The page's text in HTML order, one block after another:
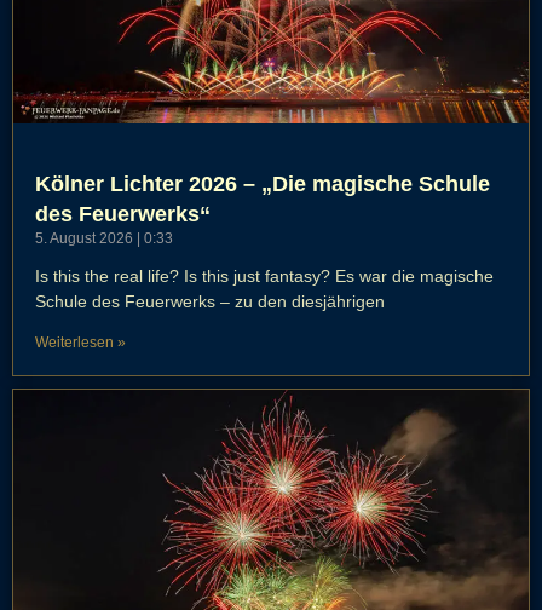
Kölner Lichter 2026 – „Die magische Schule
des Feuerwerks“
5. August 2026 0:33
Is this the real life? Is this just fantasy? Es war die magische
Schule des Feuerwerks – zu den diesjährigen
Weiterlesen »